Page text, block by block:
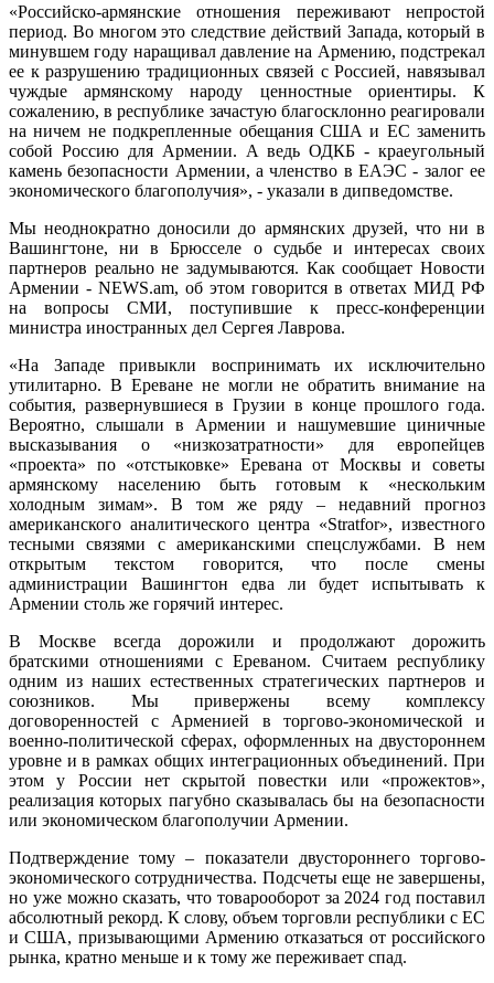
«Российско-армянские отношения переживают непростой
период. Во многом это следствие действий Запада, который в
минувшем году наращивал давление на Армению, подстрекал
ее к разрушению традиционных связей с Россией, навязывал
чуждые армянскому народу ценностные ориентиры. К
сожалению, в республике зачастую благосклонно реагировали
на ничем не подкрепленные обещания США и ЕС заменить
собой Россию для Армении. А ведь ОДКБ - краеугольный
камень безопасности Армении, а членство в ЕАЭС - залог ее
экономического благополучия», - указали в дипведомстве.
Мы неоднократно доносили до армянских друзей, что ни в
Вашингтоне, ни в Брюсселе о судьбе и интересах своих
партнеров реально не задумываются. Как сообщает Новости
Армении - NEWS.am, об этом говорится в ответах МИД РФ
на вопросы СМИ, поступившие к пресс-конференции
министра иностранных дел Сергея Лаврова.
«На Западе привыкли воспринимать их исключительно
утилитарно. В Ереване не могли не обратить внимание на
события, развернувшиеся в Грузии в конце прошлого года.
Вероятно, слышали в Армении и нашумевшие циничные
высказывания о «низкозатратности» для европейцев
«проекта» по «отстыковке» Еревана от Москвы и советы
армянскому населению быть готовым к «нескольким
холодным зимам». В том же ряду – недавний прогноз
американского аналитического центра «Stratfor», известного
тесными связями с американскими спецслужбами. В нем
открытым текстом говорится, что после смены
администрации Вашингтон едва ли будет испытывать к
Армении столь же горячий интерес.
В Москве всегда дорожили и продолжают дорожить
братскими отношениями с Ереваном. Считаем республику
одним из наших естественных стратегических партнеров и
союзников. Мы привержены всему комплексу
договоренностей с Арменией в торгово-экономической и
военно-политической сферах, оформленных на двустороннем
уровне и в рамках общих интеграционных объединений. При
этом у России нет скрытой повестки или «прожектов»,
реализация которых пагубно сказывалась бы на безопасности
или экономическом благополучии Армении.
Подтверждение тому – показатели двустороннего торгово-
экономического сотрудничества. Подсчеты еще не завершены,
но уже можно сказать, что товарооборот за 2024 год поставил
абсолютный рекорд. К слову, объем торговли республики с ЕС
и США, призывающими Армению отказаться от российского
рынка, кратно меньше и к тому же переживает спад.